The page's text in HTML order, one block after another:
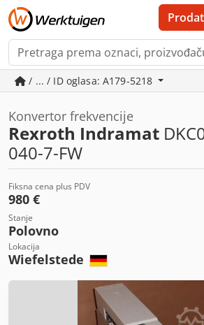
/ ... / ID oglasa: A179-5218
Konvertor frekvencije
Rexroth Indramat
040-7-FW
Fiksna cena plus PDV
980 €
Stanje
Polovno
Lokacija
Wiefelstede